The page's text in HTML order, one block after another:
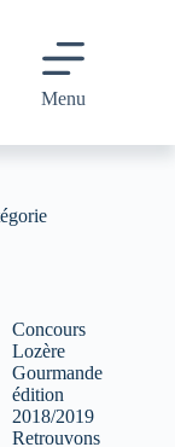
Menu
Concours
Lozère
Gourmande
édition
2018/2019
Retrouvons